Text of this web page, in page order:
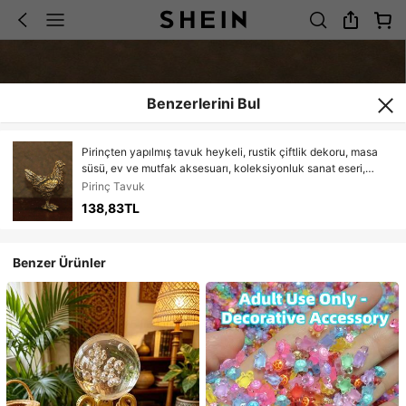
Benzerlerini Bul
Pirinçten yapılmış tavuk heykeli, rustik çiftlik dekoru, masa
süsü, ev ve mutfak aksesuarı, koleksiyonluk sanat eseri,
eşsiz çiftlik evi hediyesi.
Pirinç Tavuk
138,83TL
Benzer Ürünler